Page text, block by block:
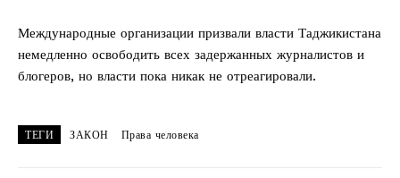
Международные организации призвали власти Таджикистана
немедленно освободить всех задержанных журналистов и
блогеров, но власти пока никак не отреагировали.
ТЕГИ ЗАКОН Права человека